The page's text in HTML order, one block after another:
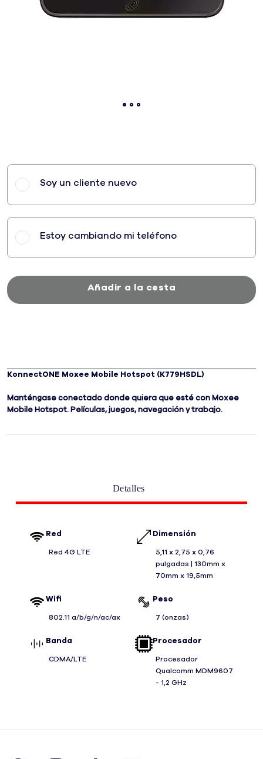
Soy un cliente nuevo
Estoy cambiando mi teléfono
Añadir a la cesta
KonnectONE Moxee Mobile Hotspot (K779HSDL)
Manténgase conectado donde quiera que esté con Moxee
Mobile Hotspot. Películas, juegos, navegación y trabajo.
Detalles
Red
Red 4G LTE
Dimensión
5,11 x 2,75 x 0,76
pulgadas | 130mm x
70mm x 19,5mm
Wifi
802.11 a/b/g/n/ac/ax
Peso
7 (onzas)
Banda
CDMA/LTE
Procesador
Procesador
Qualcomm MDM9607
- 1,2 GHz